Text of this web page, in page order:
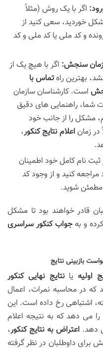
اگر با یک روش (مثلاً
خوردید، سعی کنید از
و کد ملی یا کد ملی و کد
سنجش: اگر با هیچ یک از
بهترین راهتماس با
است. کارشناسان سازمان
شما، راهنمایی های دقیق
مشکل را از جانب خود
زمان اعلام نتایج کنکور،
ثبت نام کامل خود اطمینان
کنید و از وجود کد
مطمئن شوید.
قادر خواهند بود تا مشکل
و بهجواب کنکور سراسری
بازبینی نتایج
اولیه یانتایج نهایی کنکور
که در محاسبه نمرات، اعمال
اشتباهی رخ داده است. این
می دهد که به نتیجه اعلام
دهد. اعتراض به نتایج کنکور،
داوطلبان در نظر گرفته